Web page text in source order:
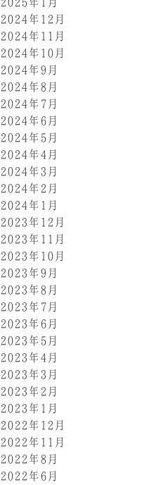
2024年12月
2024年11月
2024年10月
2024年9月
2024年8月
2024年7月
2024年6月
2024年5月
2024年4月
2024年3月
2024年2月
2024年1月
2023年12月
2023年11月
2023年10月
2023年9月
2023年8月
2023年7月
2023年6月
2023年5月
2023年4月
2023年3月
2023年2月
2023年1月
2022年12月
2022年11月
2022年8月
2022年6月